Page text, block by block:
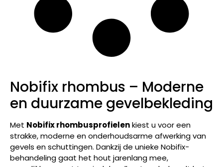
Nobifix rhombus – Moderne
en duurzame gevelbekleding
Met Nobifix rhombusprofielenkiest u voor een
strakke, moderne en onderhoudsarme afwerking van
gevels en schuttingen. Dankzij de unieke Nobifix-
behandeling gaat het hout jarenlang mee,